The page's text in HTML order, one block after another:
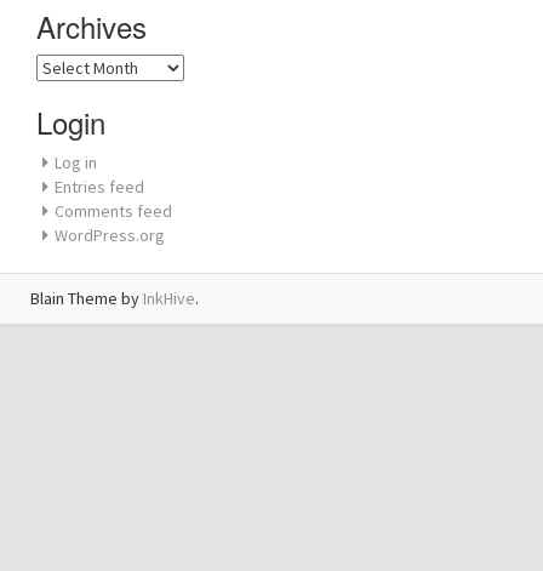
Archives
Archives
Login
Log in
Entries feed
Comments feed
WordPress.org
Blain Theme by InkHive.